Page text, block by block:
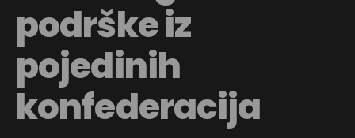
podrške iz
pojedinih
konfederacija